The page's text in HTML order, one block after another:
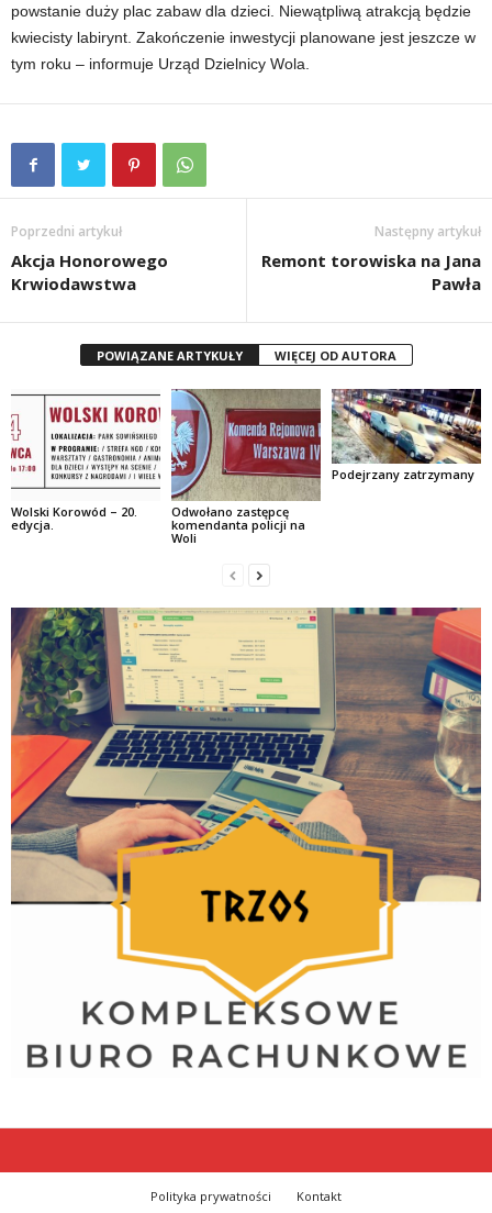
powstanie duży plac zabaw dla dzieci. Niewątpliwą atrakcją będzie
kwiecisty labirynt. Zakończenie inwestycji planowane jest jeszcze w
tym roku – informuje Urząd Dzielnicy Wola.
Poprzedni artykuł
Akcja Honorowego
Krwiodawstwa
Następny artykuł
Remont torowiska na Jana
Pawła
POWIĄZANE ARTYKUŁY WIĘCEJ OD AUTORA
Wolski Korowód – 20.
edycja.
Odwołano zastępcę
komendanta policji na
Woli
Podejrzany zatrzymany
Polityka prywatności Kontakt